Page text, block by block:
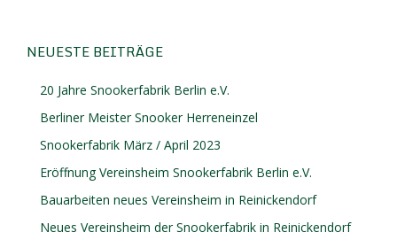
NEUESTE BEITRÄGE
20 Jahre Snookerfabrik Berlin e.V.
Berliner Meister Snooker Herreneinzel
Snookerfabrik März / April 2023
Eröffnung Vereinsheim Snookerfabrik Berlin e.V.
Bauarbeiten neues Vereinsheim in Reinickendorf
Neues Vereinsheim der Snookerfabrik in Reinickendorf